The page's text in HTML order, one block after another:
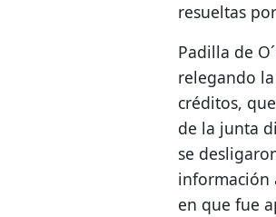
resueltas
Padilla de
relegando
créditos,
de la junta
se
información
en que fue